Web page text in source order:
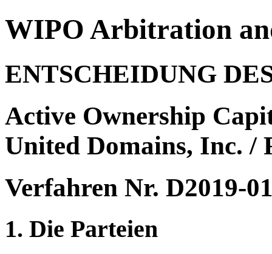
WIPO Arbitration
ENTSCHEIDUNG
Active Ownership
United Domains, Inc. /
Verfahren Nr. D2019-
1. Die Parteien